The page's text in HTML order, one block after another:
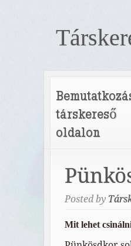
társkereső
oldalon
Posted by
Mit lehet